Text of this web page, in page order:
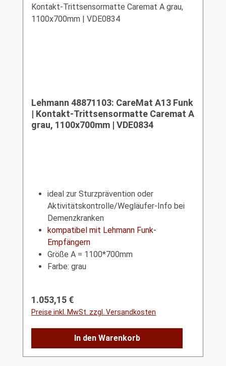
Lehmann 48871103: CareMat A13 Funk
| Kontakt-Trittsensormatte Caremat A
grau, 1100x700mm | VDE0834
ideal zur Sturzprävention oder
Aktivitätskontrolle/Wegläufer-Info bei
Demenzkranken
kompatibel mit Lehmann Funk-
Empfängern
Größe A = 1100*700mm
Farbe: grau
Regulärer Preis:
1.053,15 €
Preise inkl. MwSt. zzgl. Versandkosten
In den Warenkorb